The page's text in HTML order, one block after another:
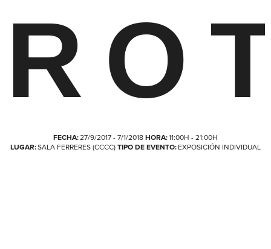
FECHA:27/9/2017 - 7/1/2018 HORA:11:00H - 21:00H
LUGAR:SALA FERRERES (CCCC) TIPO DE EVENTO: EXPOSICIÓN INDIVIDUAL